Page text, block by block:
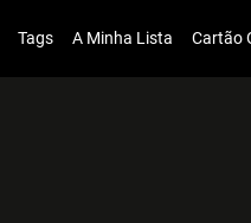
Tags A Minha Lista Cartão